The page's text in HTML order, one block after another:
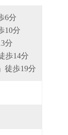
6分
10分
分
歩14分
徒歩19分